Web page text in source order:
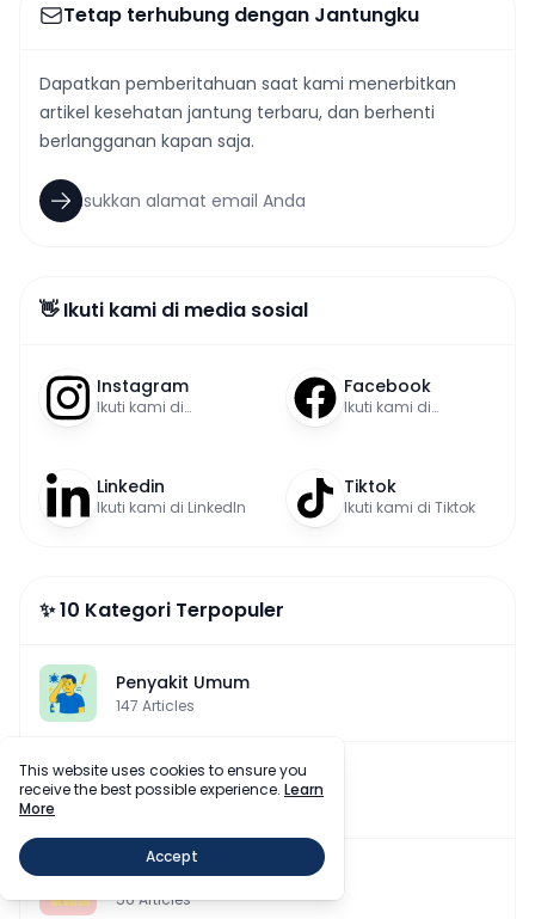
Tetap terhubung dengan Jantungku
Dapatkan pemberitahuan saat kami menerbitkan
artikel kesehatan jantung terbaru, dan berhenti
berlangganan kapan saja.
👋 Ikuti kami di media sosial
Instagram
Ikuti kami di
Facebook
Ikuti kami di
Linkedin
Ikuti kami di LinkedIn
Tiktok
Ikuti kami di Tiktok
✨ 10 Kategori Terpopuler
Penyakit Umum
147 Articles
Gaya Hidup Sehat
Articles
Diet & Nutrisi
56Articles
This website uses cookies to ensure you
receive the best possible experience. Learn
More
Accept